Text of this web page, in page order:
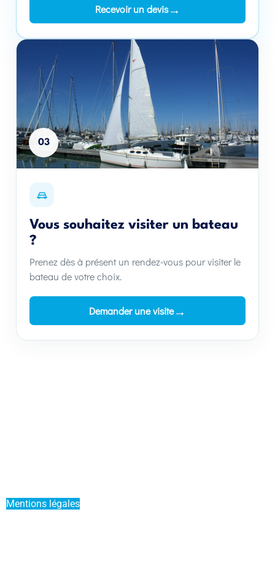
Recevoir un devis→
03
Vous souhaitez visiter un bateau
?
Prenez dès à présent un rendez-vous pour visiter le
bateau de votre choix.
Demander une visite→
Mentions légales